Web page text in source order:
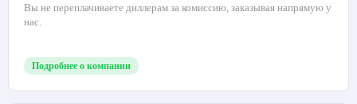
Вы не переплачиваете диллерам за комиссию, заказывая напрямую у
нас.
Подробнее о компании